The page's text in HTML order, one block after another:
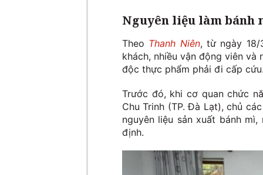
Nguyên liệu làm bánh
Theo Thanh Niên, từ ngày 18/
khách, nhiều vận động viên và
độc thực phẩm phải đi cấp
Trước đó, khi cơ quan chức
Chu Trinh (TP. Đà Lạt), chủ
nguyên liệu sản xuất bánh
định.